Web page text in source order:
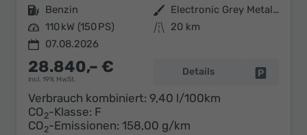
Kraftstoff Benzin Außenfarbe
Electronic Grey Metallic ()
Leistung 110 kW (150 PS) Kilometerstand
20 km
07.08.2026
28.840,– €
incl. 19% MwSt.
Details
Verbrauch kombiniert: 9,40 l/100km
CO2-Klasse: F
CO2-Emissionen: 158,00 g/km